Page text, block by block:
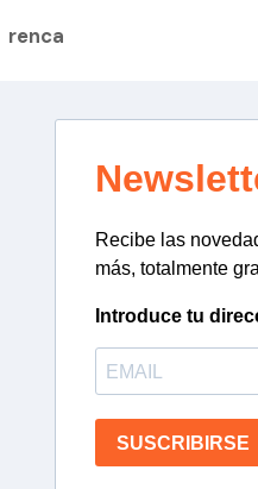
renca
Recibe las
más, totalmente
Introduce tu
SUSCRIBIRSE